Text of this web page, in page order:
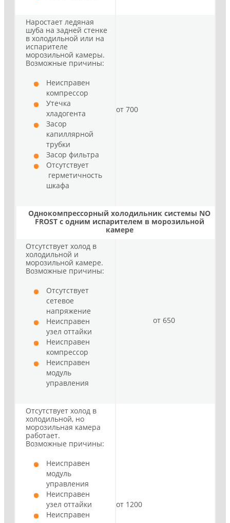
Наростает ледяная
шуба на задней стенке
в холодильной или на
испарителе
морозильной камеры.
Возможные причины:
Неисправен
компрессор
Утечка
хладогента
Засор
капиллярной
трубки
Засор фильтра
Отсутствует
герметичность
шкафа
от 700
Однокомпрессорный холодильник системы NO
FROST с одним испарителем в морозильной
камере
Отсутствует холод в
холодильной и
морозильной камере.
Возможные причины:
Отсутствует
сетевое
напряжение
Неисправен
узел оттайки
Неисправен
компрессор
Неисправен
модуль
управления
от 650
Отсутствует холод в
холодильной, но
морозильная камера
работает.
Возможные причины:
Неисправен
модуль
управления
Неисправен
узел оттайки
Неисправен
от 1200